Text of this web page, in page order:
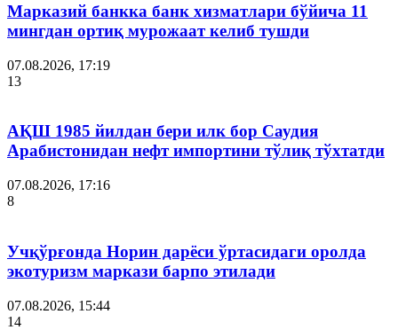
Марказий банкка банк хизматлари бўйича 11
мингдан ортиқ мурожаат келиб тушди
07.08.2026, 17:19
13
АҚШ 1985 йилдан бери илк бор Саудия
Арабистонидан нефт импортини тўлиқ тўхтатди
07.08.2026, 17:16
8
Учқўрғонда Норин дарёси ўртасидаги оролда
экотуризм маркази барпо этилади
07.08.2026, 15:44
14